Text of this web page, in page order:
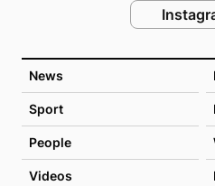
News
Sport
People
Videos